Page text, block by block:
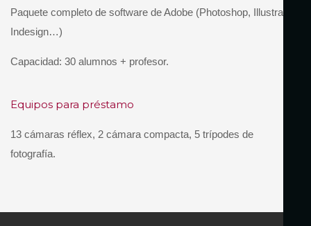
Paquete completo de software de Adobe (Photoshop, Illustrator,
Indesign…)
Capacidad: 30 alumnos + profesor.
Equipos para préstamo
13 cámaras réflex, 2 cámara compacta, 5 trípodes de
fotografía.